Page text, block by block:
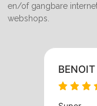
en/of gangbare
webshops.